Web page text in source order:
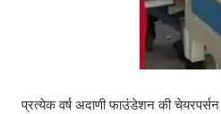
प्रत्येक वर्ष अदाणी फाउंडेशन की